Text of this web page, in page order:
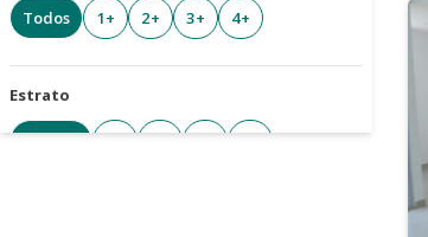
Todos 1+ 2+ 3+ 4+
Estrato